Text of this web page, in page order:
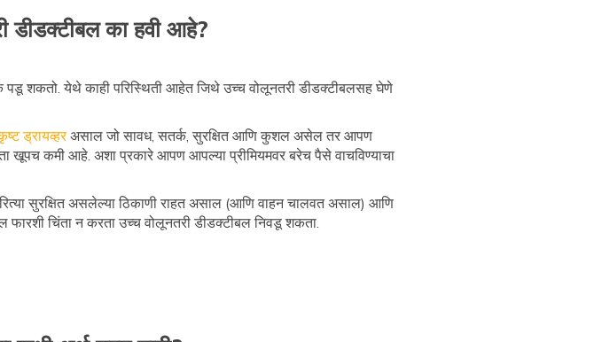
डीडक्टीबल का हवी आहे?
पडू शकतो. येथे काही परिस्थिती आहेत जिथे उच्च वोलूनतरी डीडक्टीबलसह घेणे
ड्रायव्हरअसाल जो सावध, सतर्क, सुरक्षित आणि कुशल असेल तर आपण
खूपच कमी आहे. अशा प्रकारे आपण आपल्या प्रीमियमवर बरेच पैसे वाचविण्याचा
सुरक्षित असलेल्या ठिकाणी राहत असाल (आणि वाहन चालवत असाल) आणि
चिंता न करता उच्च वोलूनतरी डीडक्टीबल निवडू शकता.